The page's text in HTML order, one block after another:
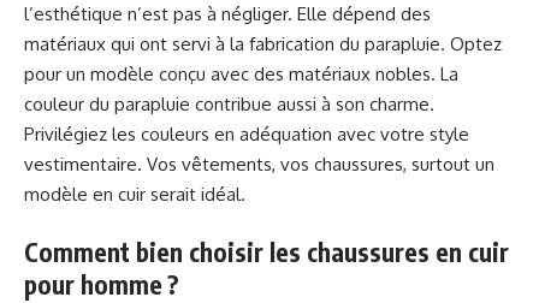
l’esthétique n’est pas à négliger. Elle dépend des
matériaux qui ont servi à la fabrication du parapluie. Optez
pour un modèle conçu avec des matériaux nobles. La
couleur du parapluie contribue aussi à son charme.
Privilégiez les couleurs en adéquation avec votre style
vestimentaire. Vos vêtements, vos chaussures, surtout un
modèle en cuir serait idéal.
Comment bien choisir les chaussures en cuir
pour homme ?